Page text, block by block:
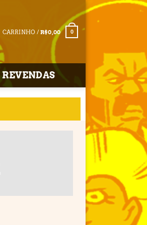
CARRINHO /R$0,00 0
REVENDAS